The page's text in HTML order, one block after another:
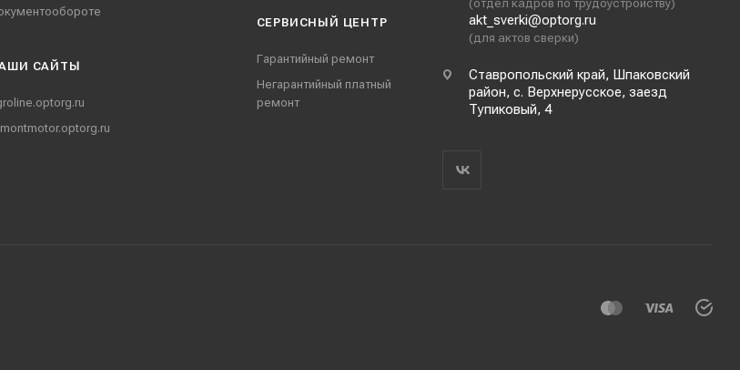
CАЙТЫ
СЕРВИСНЫЙ ЦЕНТР
Гарантийный ремонт
Негарантийный платный
ремонт
(отдел кадров по трудоустройству)
akt_sverki@optorg.ru
(для актов сверки)
Ставропольский край, Шпаковский
район, с. Верхнерусское, заезд
Тупиковый, 4